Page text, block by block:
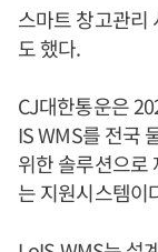
스마트 창고관리
도 했다.
CJ대한통운은
IS WMS를 전국
위한 솔루션으로
는 지원시스템이